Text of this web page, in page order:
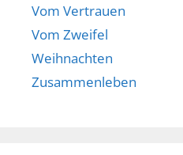
Vom Vertrauen
Vom Zweifel
Weihnachten
Zusammenleben